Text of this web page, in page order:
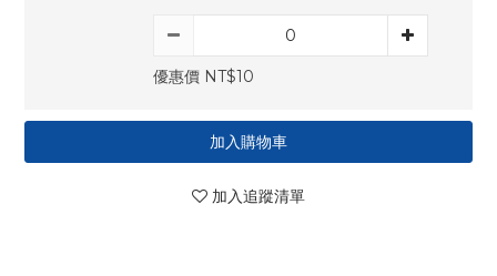
優惠價 NT$10
加入購物車
加入追蹤清單